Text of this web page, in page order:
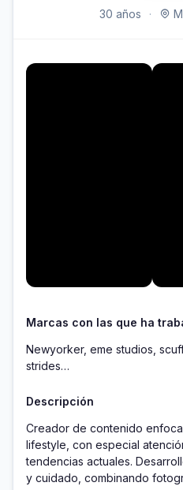
30 años ·
Marcas con las que ha
Newyorker, eme studios,
strides…
Descripción
Creador de contenido
lifestyle, con especial
tendencias actuales.
y cuidado, combinando